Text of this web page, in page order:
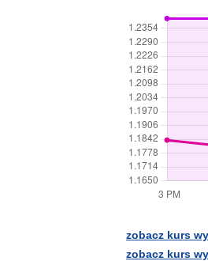
zobacz kurs
zobacz kurs